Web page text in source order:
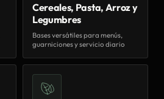
Cereales, Pasta, Arroz y
Legumbres
Bases versátiles para menús,
guarniciones y servicio diario